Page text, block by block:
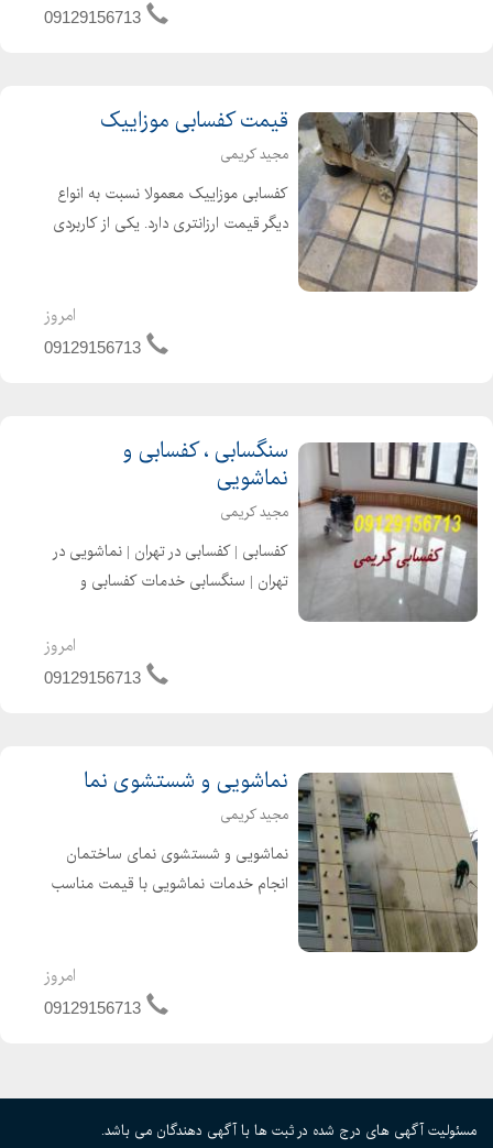
09129156713
قیمت کفسابی موزاییک
مجید کریمی
کفسابی موزاییک معمولا نسبت به انواع
دیگر قیمت ارزانتری دارد. یکی از کاربردی
امروز
09129156713
سنگسابی ، کفسابی و
نماشویی
مجید کریمی
کفسابی | کفسابی در تهران | نماشویی در
تهران | سنگسابی خدمات کفسابی و
: سنگ مرمر ، سنگ گرانیت ، سنگ گوهره
، سنگ دهبید ، کفسابی سرامیک ، بتن و
امروز
09129156713
نماشویی و شستشوی نما
مجید کریمی
نماشویی و شستشوی نمای ساختمان
انجام خدمات نماشویی با قیمت مناسب
امروز
09129156713
مسئولیت آگهی های درج شده در ثبت ها با آگهی دهندگان می باشد.